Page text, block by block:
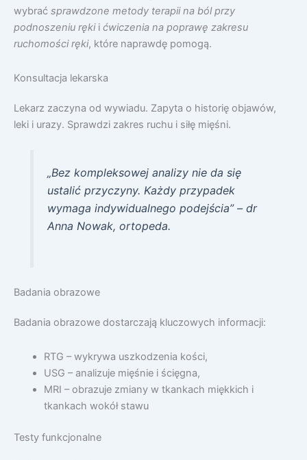
wybrać sprawdzone metody terapii na ból przy
podnoszeniu rękii ćwiczenia na poprawę zakresu
ruchomości ręki, które naprawdę pomogą.
Konsultacja lekarska
Lekarz zaczyna od wywiadu. Zapyta o historię objawów,
leki i urazy. Sprawdzi zakres ruchu i siłę mięśni.
„Bez kompleksowej analizy nie da się
ustalić przyczyny. Każdy przypadek
wymaga indywidualnego podejścia” – dr
Anna Nowak, ortopeda.
Badania obrazowe
Badania obrazowe dostarczają kluczowych informacji:
RTG – wykrywa uszkodzenia kości,
USG – analizuje mięśnie i ścięgna,
MRI – obrazuje zmiany w tkankach miękkich i
tkankach wokół stawu
Testy funkcjonalne